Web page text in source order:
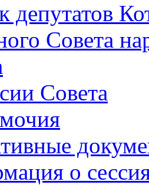
депутатов
Совета
Совета
о